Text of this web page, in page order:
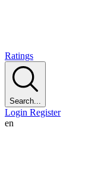
Ratings
Search...
Login Register
en